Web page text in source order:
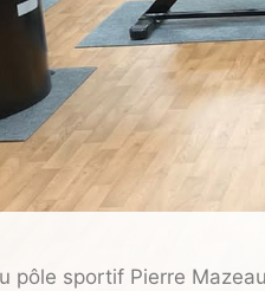
pôle sportif Pierre